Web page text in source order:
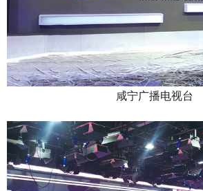
咸宁广播电视台